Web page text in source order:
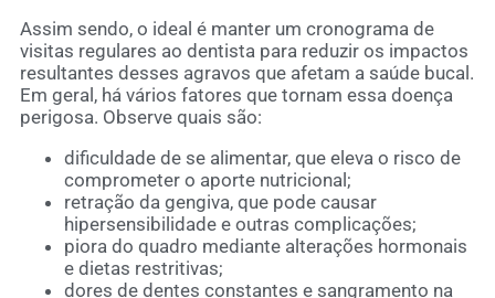
Assim sendo, o ideal é manter um cronograma de
visitas regulares ao dentista para reduzir os impactos
resultantes desses agravos que afetam a saúde bucal.
Em geral, há vários fatores que tornam essa doença
perigosa. Observe quais são:
dificuldade de se alimentar, que eleva o risco de
comprometer o aporte nutricional;
retração da gengiva, que pode causar
hipersensibilidade e outras complicações;
piora do quadro mediante alterações hormonais
e dietas restritivas;
dores de dentes constantes e sangramento na